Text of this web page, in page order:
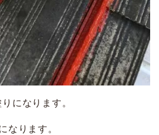
になります。
なります。